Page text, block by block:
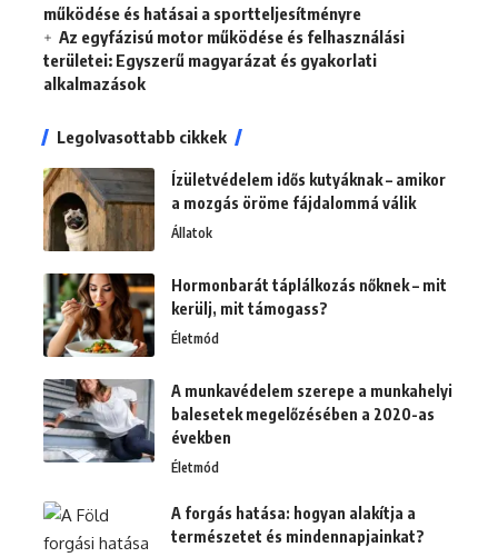
működése és hatásai a sportteljesítményre
Az egyfázisú motor működése és felhasználási
területei: Egyszerű magyarázat és gyakorlati
alkalmazások
Legolvasottabb cikkek
Ízületvédelem idős kutyáknak – amikor
a mozgás öröme fájdalommá válik
Állatok
Hormonbarát táplálkozás nőknek – mit
kerülj, mit támogass?
Életmód
A munkavédelem szerepe a munkahelyi
balesetek megelőzésében a 2020-as
években
Életmód
A forgás hatása: hogyan alakítja a
természetet és mindennapjainkat?